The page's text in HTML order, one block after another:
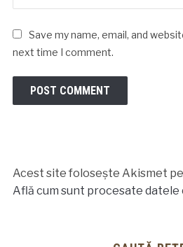
Save my name, email, and
next time I comment.
Acest site folosește Akismet
Află cum sunt procesate